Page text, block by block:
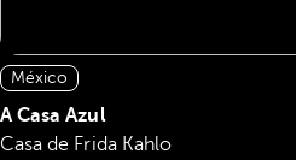
México
A Casa Azul
Casa de Frida Kahlo